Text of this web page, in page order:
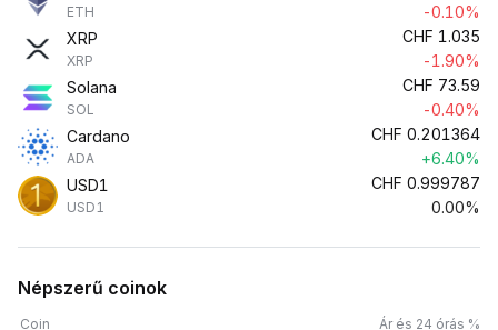
ETH
-0.10%
XRP
XRP
CHF 1.035
-1.90%
Solana
SOL
CHF 73.59
-0.40%
Cardano
ADA
CHF 0.201364
+6.40%
USD1
USD1
CHF 0.999787
0.00%
Népszerű coinok
Coin Ár és 24 órás %